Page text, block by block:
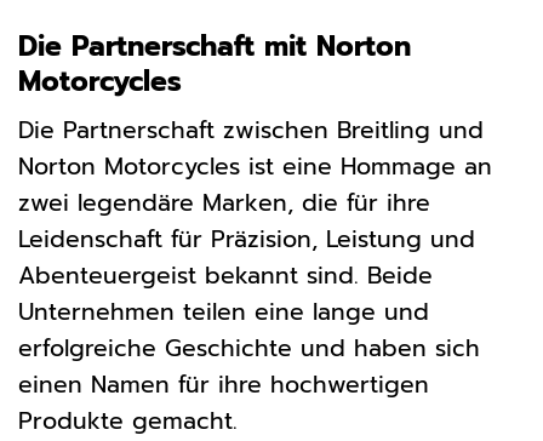
Die Partnerschaft mit Norton
Motorcycles
Die Partnerschaft zwischen Breitling und
Norton Motorcycles ist eine Hommage an
zwei legendäre Marken, die für ihre
Leidenschaft für Präzision, Leistung und
Abenteuergeist bekannt sind. Beide
Unternehmen teilen eine lange und
erfolgreiche Geschichte und haben sich
einen Namen für ihre hochwertigen
Produkte gemacht.